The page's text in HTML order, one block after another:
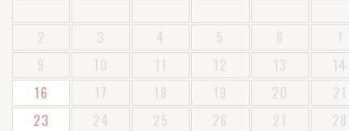
2
3 4 5 6 7
9
10 11 12 13 14
16
17 18 19 20 21
23
24 25 26 27 28